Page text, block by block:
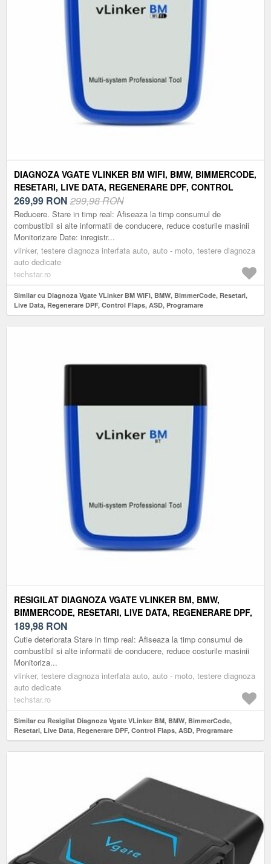
DIAGNOZA VGATE VLINKER BM WIFI, BMW, BIMMERCODE,
RESETARI, LIVE DATA, REGENERARE DPF, CONTROL
FLAPS, ASD, PROGRAMARE
269,99 RON 299,98 RON
Reducere. Stare in timp real: Afiseaza la timp consumul de
combustibil si alte informatii de conducere, reduce costurile masinii
Monitorizare Date: inregistr...
vlinker, testere diagnoza interfata auto, auto - moto, testere diagnoza
auto dedicate
techstar.ro
Similar cu Diagnoza Vgate VLinker BM WiFi, BMW, BimmerCode, Resetari,
Live Data, Regenerare DPF, Control Flaps, ASD, Programare
RESIGILAT DIAGNOZA VGATE VLINKER BM, BMW,
BIMMERCODE, RESETARI, LIVE DATA, REGENERARE DPF,
CONTROL FLAPS, ASD, PROGRAMARE
189,98 RON
Cutie deteriorata Stare in timp real: Afiseaza la timp consumul de
combustibil si alte informatii de conducere, reduce costurile masinii
Monitoriza...
vlinker, testere diagnoza interfata auto, auto - moto, testere diagnoza
auto dedicate
techstar.ro
Similar cu Resigilat Diagnoza Vgate VLinker BM, BMW, BimmerCode,
Resetari, Live Data, Regenerare DPF, Control Flaps, ASD, Programare